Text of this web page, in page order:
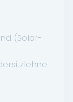
(Solar-